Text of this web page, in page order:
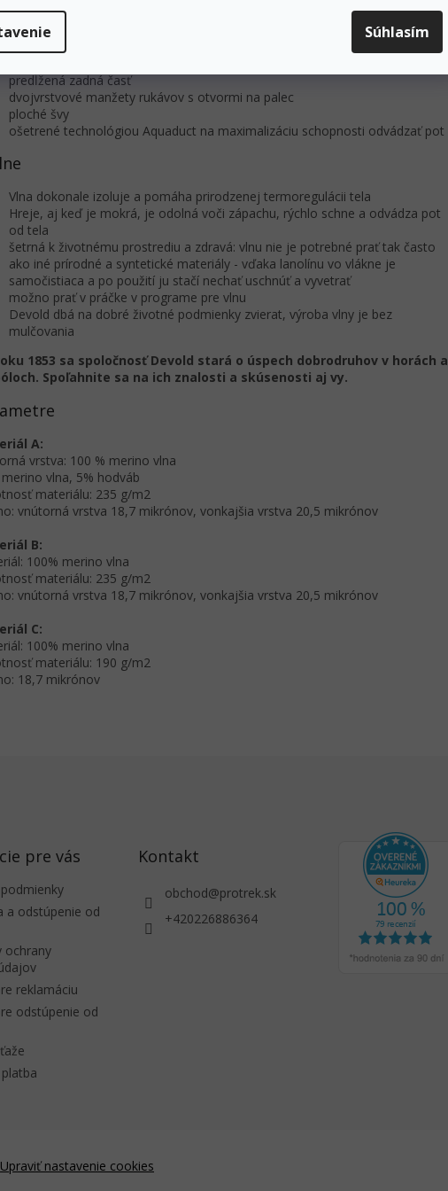
Súhlasím
funguje ako základná a stredná vrstva
Ergonomický strih
Dokonale padnúca kapucňa
predĺžená zadná časť
dvojvrstvové manžety rukávov s otvormi na palec
ploché švy
ošetrené technológiou Aquaduct na maximalizáciu schopnosti odvádzať pot
Vlna dokonale izoluje a pomáha prirodzenej termoregulácii tela
Hreje, aj keď je mokrá, je odolná voči zápachu, rýchlo schne a odvádza pot
od tela
šetrná k životnému prostrediu a zdravá: vlnu nie je potrebné prať tak často
ako iné prírodné a syntetické materiály - vďaka lanolínu vo vlákne je
samočistiaca a po použití ju stačí nechať uschnúť a vyvetrať
možno prať v práčke v programe pre vlnu
Devold dbá na dobré životné podmienky zvierat, výroba vlny je bez
mulčovania
1853 sa spoločnosť Devold stará o úspech dobrodruhov v horách a
Spoľahnite sa na ich znalosti a skúsenosti aj vy.
A:
vrstva: 100 % merino vlna
vlna, 5% hodváb
materiálu: 235 g/m2
vnútorná vrstva 18,7 mikrónov, vonkajšia vrstva 20,5 mikrónov
B:
100% merino vlna
materiálu: 235 g/m2
vnútorná vrstva 18,7 mikrónov, vonkajšia vrstva 20,5 mikrónov
C:
100% merino vlna
materiálu: 190 g/m2
18,7 mikrónov
pre vás
a odstúpenie od
ochrany
reklamáciu
odstúpenie od
Kontakt
obchod@protrek.sk
+420226886364
Upraviť nastavenie cookies